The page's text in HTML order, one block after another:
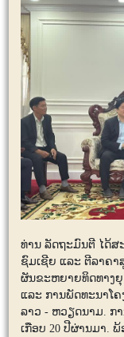
ທ່ານ ລັດຖະມົນຕີ ໄດ້
ຊົມເຊີຍ ແລະ ຕີລາຄ
ຜັນຂະຫຍາຍທິດທາງຍຸ
ແລະ ການພັດທະນາໂ
ລາວ - ຫວຽດນາມ. ກ
ເກືອບ 20 ປີຜ່ານມາ.